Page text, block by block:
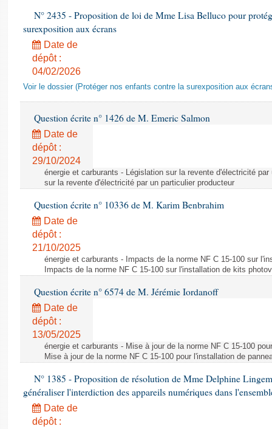
N° 2435 - Proposition de loi de Mme Lisa Belluco pour
surexposition aux écrans
Date de
dépôt :
04/02/2026
Voir le dossier (Protéger nos enfants contre la surexposition aux
Question écrite n° 1426 de M. Emeric Salmon
Date de
dépôt :
29/10/2024
énergie et carburants - Législation sur la revente d'électricité
sur la revente d'électricité par un particulier producteur
Question écrite n° 10336 de M. Karim Benbrahim
Date de
dépôt :
21/10/2025
énergie et carburants - Impacts de la norme NF C 15-100 sur
Impacts de la norme NF C 15-100 sur l'installation de kits
Question écrite n° 6574 de M. Jérémie Iordanoff
Date de
dépôt :
13/05/2025
énergie et carburants - Mise à jour de la norme NF C 15-100
Mise à jour de la norme NF C 15-100 pour l'installation de
N° 1385 - Proposition de résolution de Mme Delphine
généraliser l'interdiction des appareils numériques dans
Date de
dépôt :